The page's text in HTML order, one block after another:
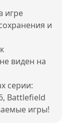
игре
и
виден на
серии:
Battlefield
игры!